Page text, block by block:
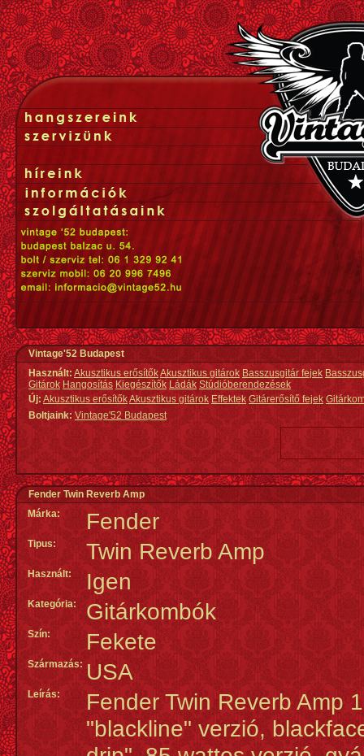
Vintage'52 Budapest
Használt: Akusztikus erősítőkAkusztikus gitárok Basszusgitár fejek
Gitárok Hangosítás Kiegészítők Ládák Stúdióberendezések
Új:Akusztikus erősítőkAkusztikus gitárok Effektek Gitárerősítő fejek
Boltjaink: Vintage'52 Budapest
Fender Twin Reverb Amp
Márka:
Fender
Tipus: Twin Reverb Amp
Használt: Igen
Kategória: Gitárkombók
Szín: Fekete
Származás: USA
Leírás:
Fender Twin Reverb Amp
"blackline" verzió,